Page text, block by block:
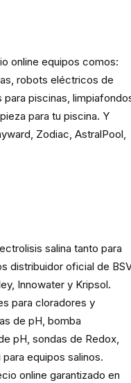
online equipos comos:
robots eléctricos de
para piscinas,
para tu piscina. Y
Zodiac, AstralPool,
salina tanto para
distribuidor oficial de
Innowater y Kripsol.
para cloradores y
de pH, bomba
pH, sondas de Redox,
equipos salinos.
online garantizado en